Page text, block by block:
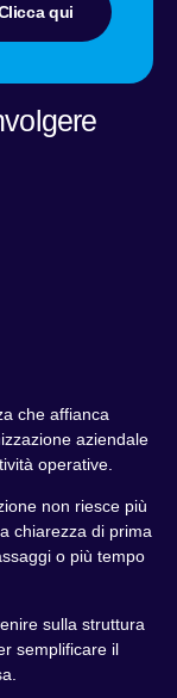
qui
che affianca
aziendale
operative.
non riesce più
chiarezza di prima
o più tempo
sulla struttura
semplificare il